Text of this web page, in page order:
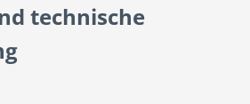
technische